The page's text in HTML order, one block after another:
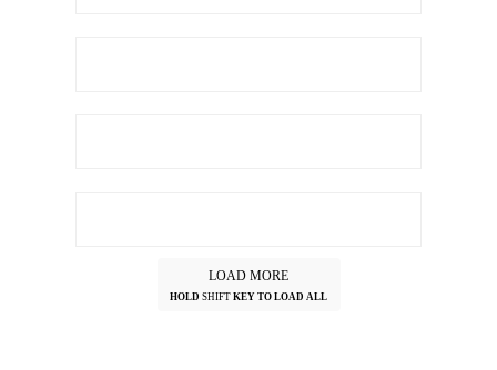
LOAD MORE
HOLD SHIFT KEY TO LOAD ALL